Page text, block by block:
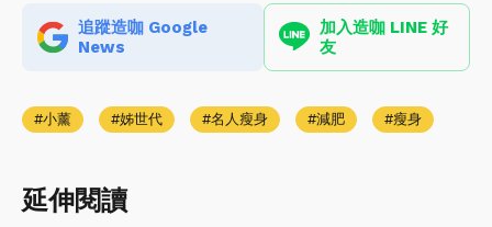
追蹤造咖 Google
News
加入造咖 LINE 好
友
小薰 姊世代 名人瘦身 減肥 瘦身
延伸閱讀